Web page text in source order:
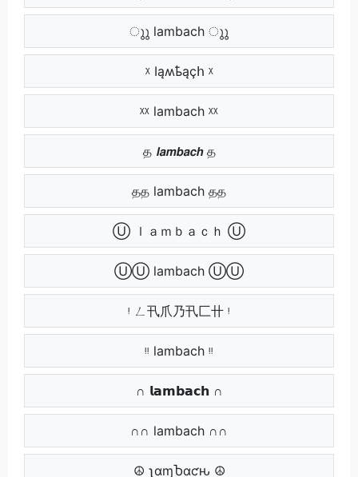
ുു lambach ുു
ᵡ Ӏąʍҍąçհ ᵡ
ᵡᵡ lambach ᵡᵡ
த 𝙡𝙖𝙢𝙗𝙖𝙘𝙝 த
தத lambach தத
Ⓤ ｌａｍｂａｃｈ Ⓤ
ⓊⓊ lambach ⓊⓊ
ᵎ ㄥ卂爪乃卂匚卄 ᵎ
ᵎᵎ lambach ᵎᵎ
∩ 𝗹𝗮𝗺𝗯𝗮𝗰𝗵 ∩
∩∩ lambach ∩∩
☮ ʅαɱႦαƈԋ ☮